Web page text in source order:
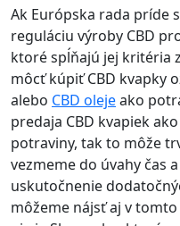
Ak Európska rada príde
reguláciu výroby CBD
ktoré spĺňajú jej kritéria
môcť kúpiť CBD kvapky
alebo CBD olejeako
predaja CBD kvapiek
potraviny, tak to môže
vezmeme do úvahy čas
uskutočnenie
môžeme nájsť aj v